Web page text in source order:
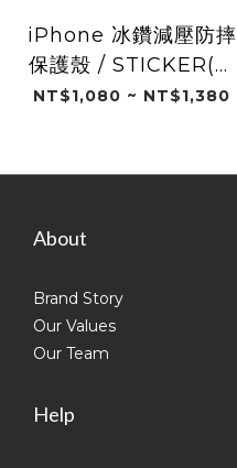
iPhone 冰鑽減壓防摔
保護殼 / STICKER(格
格Blue)
NT$1,080 ~ NT$1,380
About
Brand Story
Our Values
Our Team
Help